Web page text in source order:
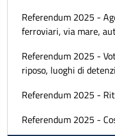
Referendum 2025 -
ferroviari, via mare,
Referendum 2025 -
riposo, luoghi di
Referendum 2025 -
Referendum 2025 -